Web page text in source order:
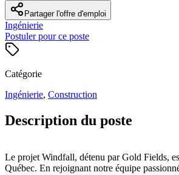
Partager l'offre d'emploi
Ingénierie
Postuler pour ce poste
Catégorie
Ingénierie, Construction
Description du poste
Le projet Windfall, détenu par Gold Fields,
Québec. En rejoignant notre équipe